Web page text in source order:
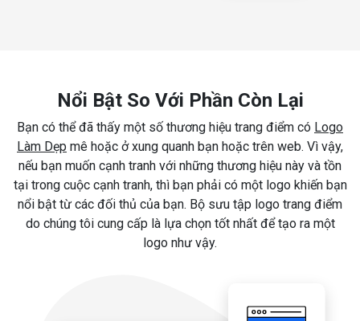
Nổi Bật So Với Phần Còn Lại
Bạn có thể đã thấy một số thương hiệu trang điểm có Logo
Làm Dẹp mê hoặc ở xung quanh bạn hoặc trên web. Vì vậy,
nếu bạn muốn cạnh tranh với những thương hiệu này và tồn
tại trong cuộc cạnh tranh, thì bạn phải có một logo khiến bạn
nổi bật từ các đối thủ của bạn. Bộ sưu tập logo trang điểm
do chúng tôi cung cấp là lựa chọn tốt nhất để tạo ra một
logo như vậy.